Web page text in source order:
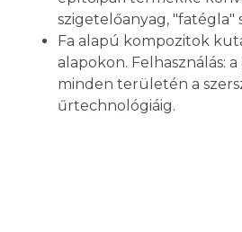
szigetelőanyag, "fatégla"
Fa alapú kompozitok
alapokon. Felhasználás: a
minden területén a
űrtechnológiáig.